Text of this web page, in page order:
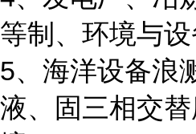
等制、环境与设
5、海洋设备浪
液、固三相交